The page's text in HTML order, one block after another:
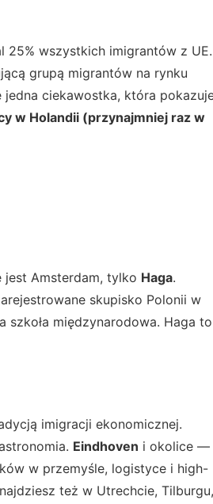
25% wszystkich imigrantów z UE.
grupą migrantów na rynku
jedna ciekawostka, która
w Holandii (przynajmniej raz w
jest Amsterdam, tylko Haga.
skupisko Polonii w
szkoła międzynarodowa. Haga to
imigracji ekonomicznej.
Eindhoven i okolice —
w przemyśle, logistyce i high-
też w Utrechcie, Tilburgu,